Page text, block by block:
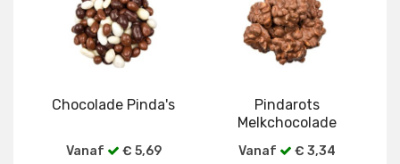
Chocolade Pinda's
Vanaf € 5,69
Pindarots
Melkchocolade
Vanaf € 3,34